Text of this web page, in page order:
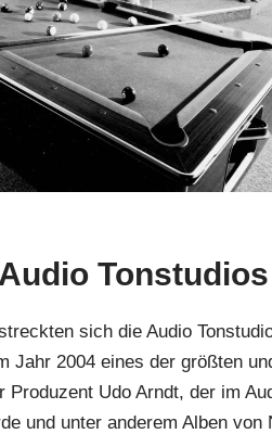
sich die Audio
Jahr 2004 eines der größten
Produzent Udo Arndt, der im
und unter anderem Alben